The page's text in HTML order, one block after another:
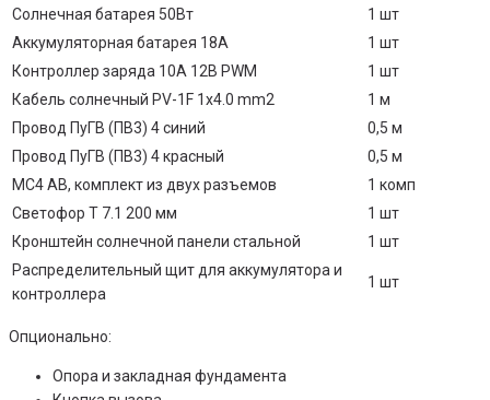
Солнечная батарея 50Вт
1 шт
Аккумуляторная батарея 18А
1 шт
Контроллер заряда 10A 12В PWM
1 шт
Кабель солнечный PV-1F 1x4.0 mm2
1 м
Провод ПуГВ (ПВ3) 4 синий
0,5 м
Провод ПуГВ (ПВ3) 4 красный
0,5 м
MC4 AB, комплект из двух разъемов
1 комп
Светофор Т 7.1 200 мм
1 шт
Кронштейн солнечной панели стальной
1 шт
Распределительный щит для аккумулятора и
контроллера
1 шт
Опционально:
Опора и закладная фундамента